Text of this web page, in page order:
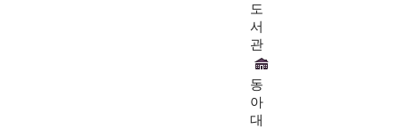
도
서
관
동
아
대